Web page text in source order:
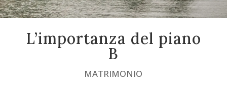
L’importanza del piano
B
MATRIMONIO